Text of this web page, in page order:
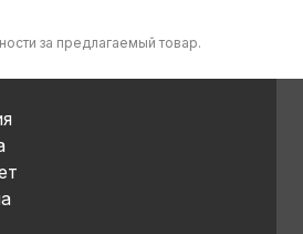
за предлагаемый товар.